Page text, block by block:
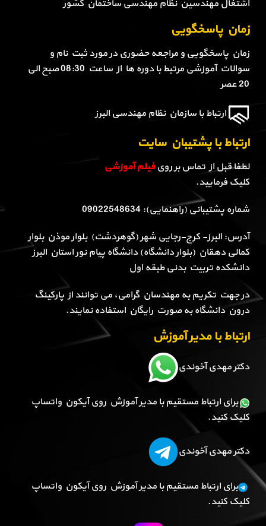
اشتغال مهندسین نظام مهندسی ساختمان کشور
زمان پاسخگویی
زمان پاسخگویی و مراجعه حضوری در مورد ثبت نام و
سوالات آموزشی مرتبط با دوره ها از ساعت 08:30 صبح الی
20 عصر
ارتباط با سازمان نظام مهندسی البرز
ارتباط با پشتیبان سایت
لطفا قبل از تماس بر رویفیلم آموزشی
کلیک فرمایید.
شماره پشتیبانی (راهنمایی): 09022548634
آدرس: البرز- کرج-رجایی شهر (گوهردشت) بلوار موذن بلوار
کمالی دهقان (بلوار دانشگاه) دانشگاه پیام نور استان البرز
دانشکده تربیت بدنی طبقه اول
در جهت تکریم به مهندسان گرامی، می توانند از پارکینگ
درون دانشگاه به صورت رایگان استفاده نمایند.
ارتباط با مدیر آموزش
دکتر مهدی آخوندی
برای ارتباط مستقیم با مدیر آموزش روی آیکون واتساپ
کلیک کنید.
دکتر مهدی آخوندی
برای ارتباط مستقیم با مدیر آموزش روی آیکون واتساپ
کلیک کنید.